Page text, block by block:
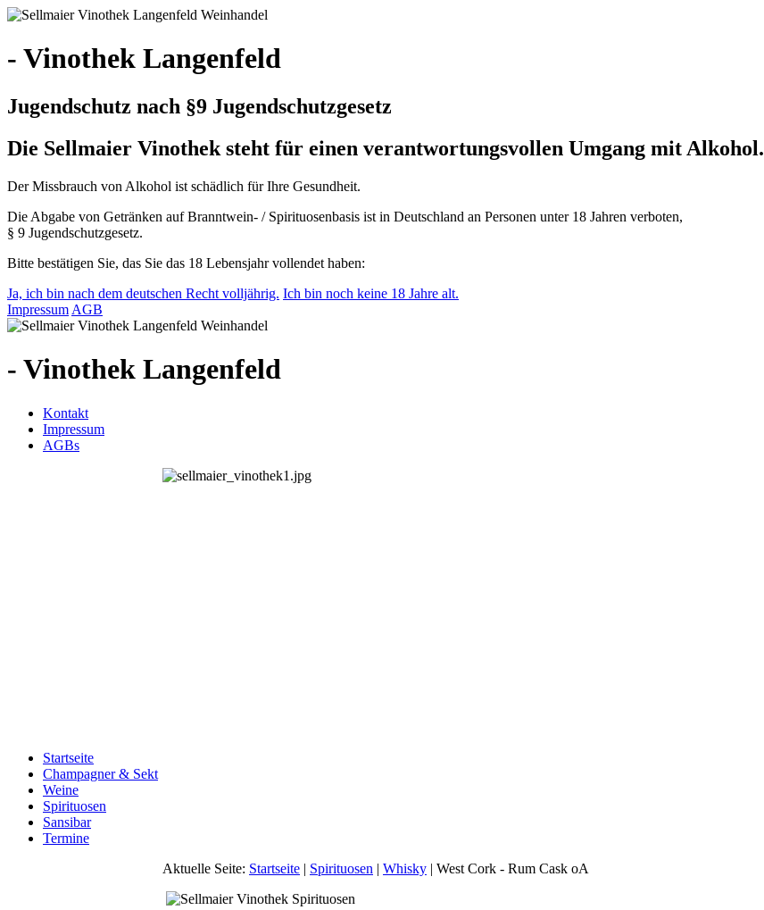
- Vinothek Langenfeld
Jugendschutz nach §9 Jugendschutzgesetz
Die Sellmaier Vinothek steht für einen verantwortungsvollen Umgang mit Alkohol.
Der Missbrauch von Alkohol ist schädlich für Ihre Gesundheit.
Die Abgabe von Getränken auf Branntwein- / Spirituosenbasis ist in Deutschland an Personen unter 18 Jahren verboten,
§ 9 Jugendschutzgesetz.
Bitte bestätigen Sie, das Sie das 18 Lebensjahr vollendet haben:
Ja, ich bin nach dem deutschen Recht volljährig. Ich bin noch keine 18 Jahre alt.
Impressum AGB
- Vinothek Langenfeld
Kontakt
Impressum
AGBs
Startseite
Champagner & Sekt
Weine
Spirituosen
Sansibar
Termine
Aktuelle Seite: Startseite | Spirituosen | Whisky | West Cork - Rum Cask oA